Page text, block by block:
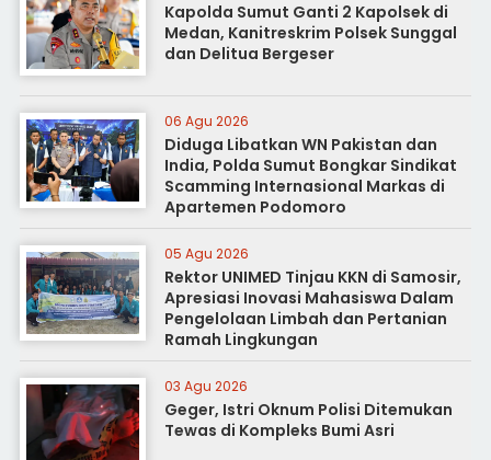
Kapolda Sumut Ganti 2 Kapolsek di
Medan, Kanitreskrim Polsek Sunggal
dan Delitua Bergeser
06 Agu 2026
Diduga Libatkan WN Pakistan dan
India, Polda Sumut Bongkar Sindikat
Scamming Internasional Markas di
Apartemen Podomoro
05 Agu 2026
Rektor UNIMED Tinjau KKN di Samosir,
Apresiasi Inovasi Mahasiswa Dalam
Pengelolaan Limbah dan Pertanian
Ramah Lingkungan
03 Agu 2026
Geger, Istri Oknum Polisi Ditemukan
Tewas di Kompleks Bumi Asri